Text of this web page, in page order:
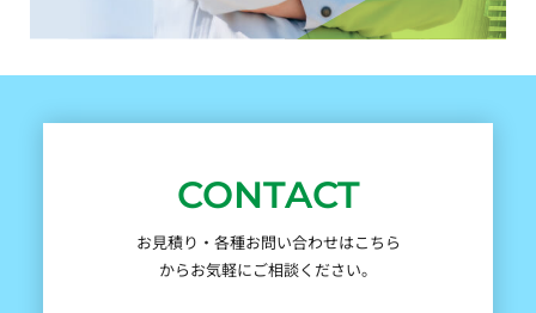
CONTACT
お見積り・各種お問い合わせはこちら
からお気軽にご相談ください。